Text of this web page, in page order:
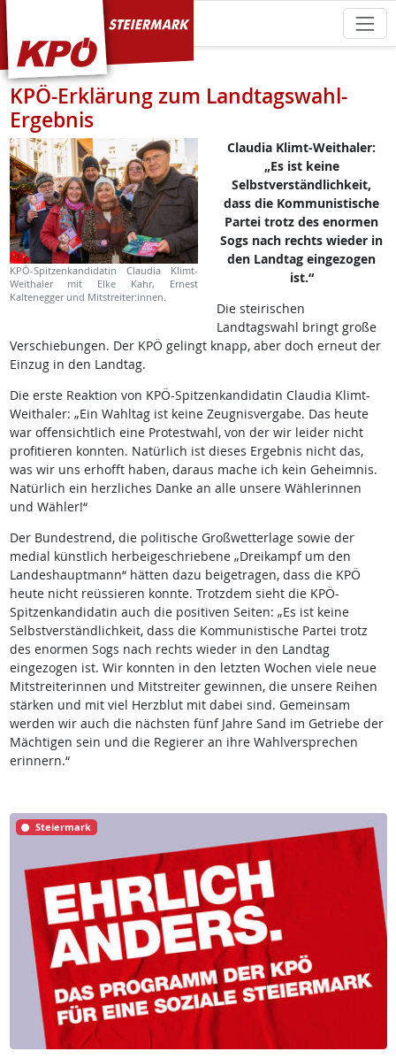
KPÖ Steiermark
KPÖ-Erklärung zum Landtagswahl-
Ergebnis
KPÖ-Spitzenkandidatin Claudia Klimt-
Weithaler mit Elke Kahr, Ernest
Kaltenegger und Mitstreiter:innen.
Claudia Klimt-Weithaler:
„Es ist keine
Selbstverständlichkeit,
dass die Kommunistische
Partei trotz des enormen
Sogs nach rechts wieder in
den Landtag eingezogen
ist.“
Die steirischen
Landtagswahl bringt große
Verschiebungen. Der KPÖ gelingt knapp, aber doch erneut der
Einzug in den Landtag.
Die erste Reaktion von KPÖ-Spitzenkandidatin Claudia Klimt-
Weithaler: „Ein Wahltag ist keine Zeugnisvergabe. Das heute
war offensichtlich eine Protestwahl, von der wir leider nicht
profitieren konnten. Natürlich ist dieses Ergebnis nicht das,
was wir uns erhofft haben, daraus mache ich kein Geheimnis.
Natürlich ein herzliches Danke an alle unsere Wählerinnen
und Wähler!“
Der Bundestrend, die politische Großwetterlage sowie der
medial künstlich herbeigeschriebene „Dreikampf um den
Landeshauptmann“ hätten dazu beigetragen, dass die KPÖ
heute nicht reüssieren konnte. Trotzdem sieht die KPÖ-
Spitzenkandidatin auch die positiven Seiten: „Es ist keine
Selbstverständlichkeit, dass die Kommunistische Partei trotz
des enormen Sogs nach rechts wieder in den Landtag
eingezogen ist. Wir konnten in den letzten Wochen viele neue
Mitstreiterinnen und Mitstreiter gewinnen, die unsere Reihen
stärken und mit viel Herzblut mit dabei sind. Gemeinsam
werden wir auch die nächsten fünf Jahre Sand im Getriebe der
Mächtigen sein und die Regierer an ihre Wahlversprechen
erinnern.“
Steiermark